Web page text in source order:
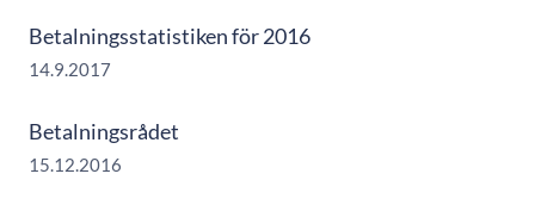
Betalningsstatistiken för 2016
14.9.2017
Betalningsrådet
15.12.2016